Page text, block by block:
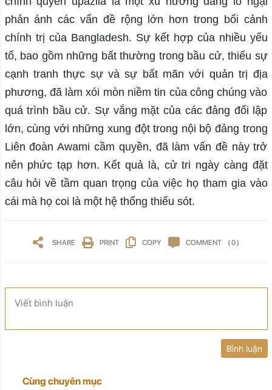
phản ánh các vấn đề rộng lớn hơn trong bối cảnh
chính trị của Bangladesh. Sự kết hợp của nhiều yếu
tố, bao gồm những bất thường trong bầu cử, thiếu sự
cạnh tranh thực sự và sự bất mãn với quản trị địa
phương, đã làm xói mòn niềm tin của công chúng vào
quá trình bầu cử. Sự vắng mặt của các đảng đối lập
lớn, cùng với những xung đột trong nội bộ đảng trong
Liên đoàn Awami cầm quyền, đã làm vấn đề này trở
nên phức tạp hơn. Kết quả là, cử tri ngày càng đặt
câu hỏi về tầm quan trọng của việc họ tham gia vào
cái mà họ coi là một hệ thống thiếu sót.
SHARE PRINT COPY COMMENT ( 0 )
Viết bình luận
Bình luận
Cùng chuyên mục